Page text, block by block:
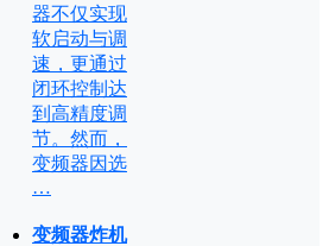
器不仅实现
软启动与调
速，更通过
闭环控制达
到高精度调
节。然而，
变频器因选
…
变频器炸机